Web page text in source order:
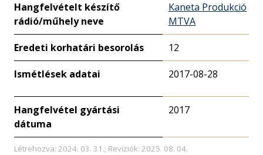
Hangfelvételt készítő
rádió/műhely neve
Kaneta Produkció
MTVA
Eredeti korhatári besorolás 12
Ismétlések adatai 2017-08-28
Hangfelvétel gyártási
dátuma
2017
Létrehozva: 2024. 03. 31.; Revíziók: 2025. 08. 04.